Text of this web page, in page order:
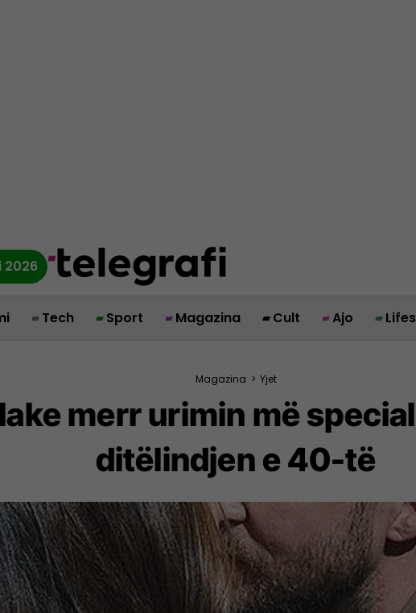
2026
Tech Sport Magazina Cult Ajo
Magazina > Yjet
merr urimin më
ditëlindjen e 40-të